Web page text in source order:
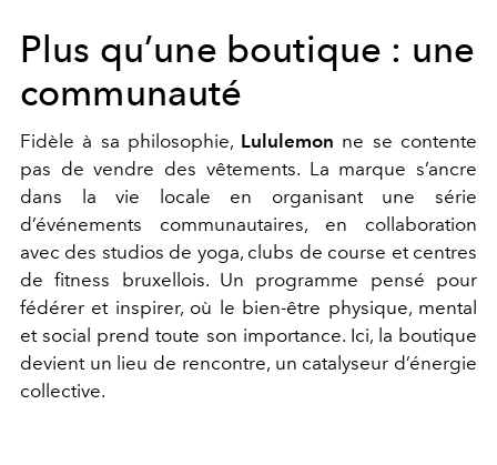
Plus qu’une boutique : une
communauté
Fidèle à sa philosophie, Lululemon ne se contente
pas de vendre des vêtements. La marque s’ancre
dans la vie locale en organisant une série
d’événements communautaires, en collaboration
avec des studios de yoga, clubs de course et centres
de fitness bruxellois. Un programme pensé pour
fédérer et inspirer, où le bien-être physique, mental
et social prend toute son importance. Ici, la boutique
devient un lieu de rencontre, un catalyseur d’énergie
collective.